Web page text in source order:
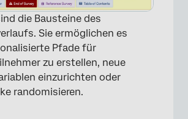
die Bausteine des
Sie ermöglichen es
Pfade für
zu erstellen, neue
einzurichten oder
randomisieren.